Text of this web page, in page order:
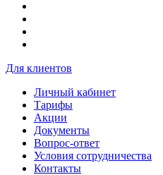
Для клиентов
Личный кабинет
Тарифы
Акции
Документы
Вопрос-ответ
Условия сотрудничества
Контакты